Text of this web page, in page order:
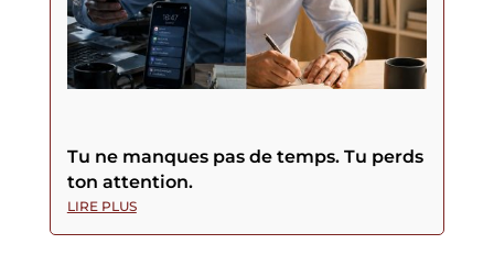
Tu ne manques pas de temps. Tu perds
ton attention.
LIRE PLUS